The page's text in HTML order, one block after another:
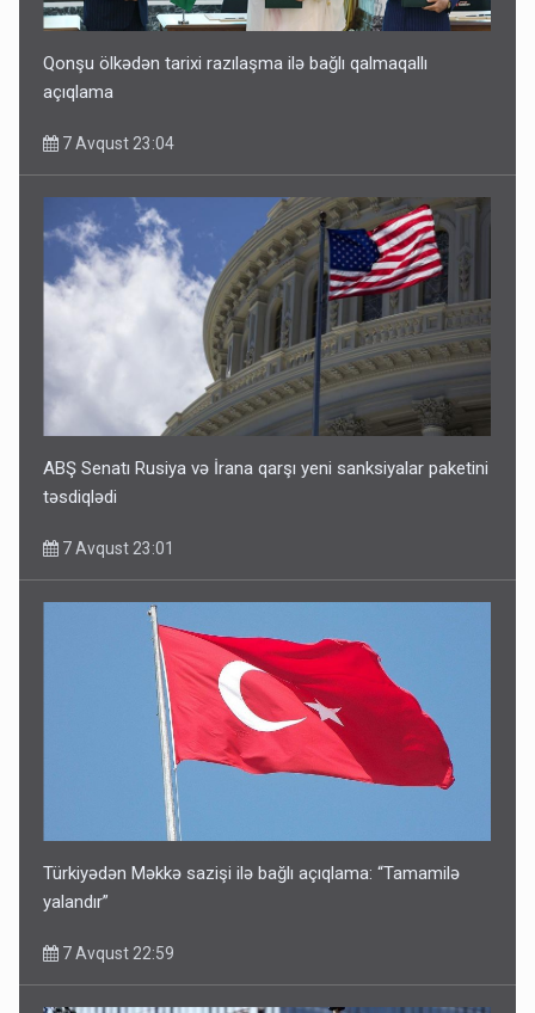
Qonşu ölkədən tarixi razılaşma ilə bağlı qalmaqallı
açıqlama
7 Avqust 23:04
ABŞ Senatı Rusiya və İrana qarşı yeni sanksiyalar paketini
təsdiqlədi
7 Avqust 23:01
Türkiyədən Məkkə sazişi ilə bağlı açıqlama: “Tamamilə
yalandır”
7 Avqust 22:59